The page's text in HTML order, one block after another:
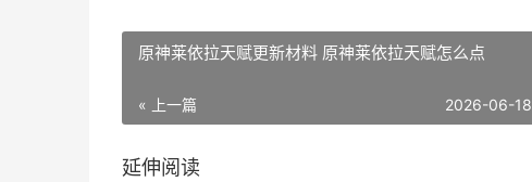
原神莱依拉天赋更新材料 原神莱依拉天赋怎么点
« 上一篇 2026-06-18
延伸阅读